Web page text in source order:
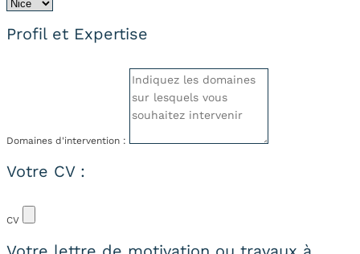
Profil et Expertise
Domaines d'intervention :
Votre CV :
CV